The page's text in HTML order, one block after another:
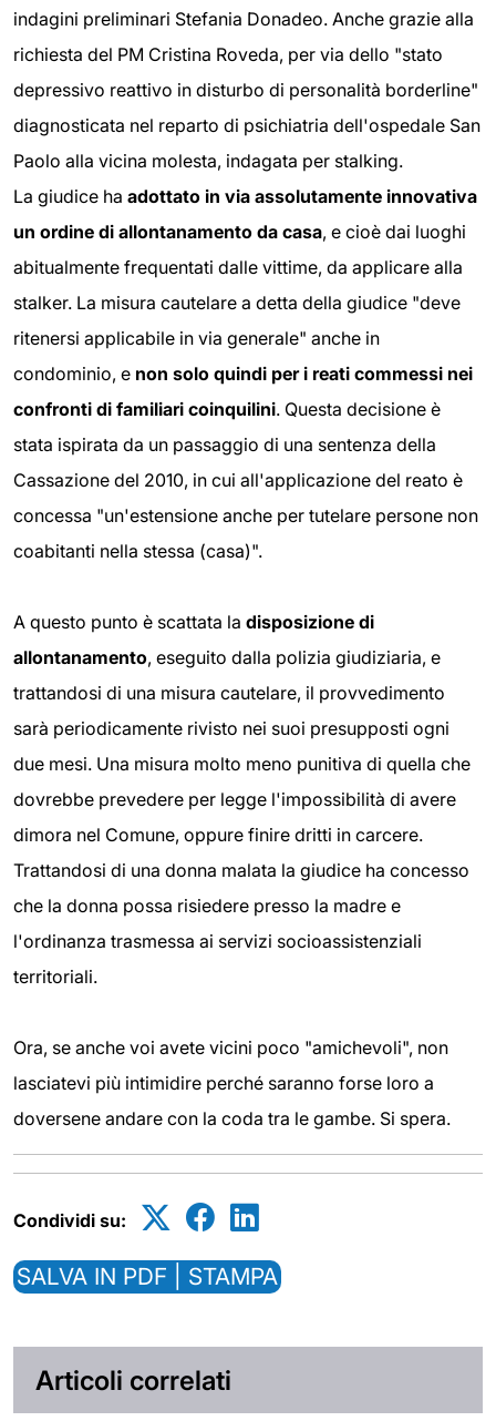
indagini preliminari Stefania Donadeo. Anche grazie alla
richiesta del PM Cristina Roveda, per via dello "stato
depressivo reattivo in disturbo di personalità borderline"
diagnosticata nel reparto di psichiatria dell'ospedale San
Paolo alla vicina molesta, indagata per stalking.
La giudice ha adottato in via assolutamente innovativa
un ordine di allontanamento da casa, e cioè dai luoghi
abitualmente frequentati dalle vittime, da applicare alla
stalker. La misura cautelare a detta della giudice "deve
ritenersi applicabile in via generale" anche in
condominio, e non solo quindi per i reati commessi nei
confronti di familiari coinquilini. Questa decisione è
stata ispirata da un passaggio di una sentenza della
Cassazione del 2010, in cui all'applicazione del reato è
concessa "un'estensione anche per tutelare persone non
coabitanti nella stessa (casa)".
A questo punto è scattata la disposizione di
allontanamento, eseguito dalla polizia giudiziaria, e
trattandosi di una misura cautelare, il provvedimento
sarà periodicamente rivisto nei suoi presupposti ogni
due mesi. Una misura molto meno punitiva di quella che
dovrebbe prevedere per legge l'impossibilità di avere
dimora nel Comune, oppure finire dritti in carcere.
Trattandosi di una donna malata la giudice ha concesso
che la donna possa risiedere presso la madre e
l'ordinanza trasmessa ai servizi socioassistenziali
territoriali.
Ora, se anche voi avete vicini poco "amichevoli", non
lasciatevi più intimidire perché saranno forse loro a
doversene andare con la coda tra le gambe. Si spera.
Condividi su:
SALVA IN PDF | STAMPA
Articoli correlati